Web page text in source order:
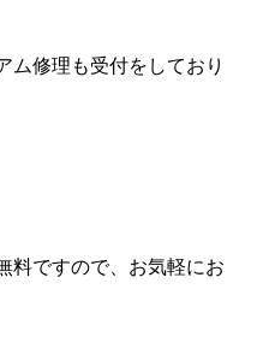
ム修理も受付をしており
料ですので、お気軽にお